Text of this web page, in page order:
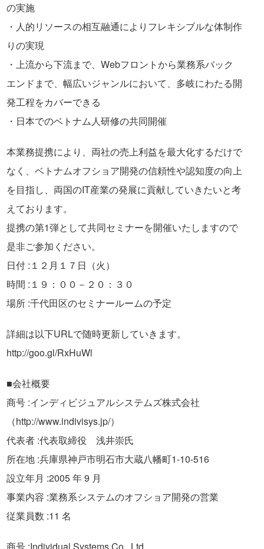
の実施
・人的リソースの相互融通によりフレキシブルな体制作
りの実現
・上流から下流まで、Webフロントから業務系バック
エンドまで、幅広いジャンルにおいて、多岐にわたる開
発工程をカバーできる
・日本でのベトナム人研修の共同開催
本業務提携により、両社の売上利益を最大化するだけで
なく、ベトナムオフショア開発の信頼性や認知度の向上
を目指し、両国のIT産業の発展に貢献していきたいと考
えております。
提携の第1弾として共同セミナーを開催いたしますので
是非ご参加ください。
日付 :１２月１７日（火）
時間 :１９：００－２０：３０
場所 :千代田区のセミナールームの予定
詳細は以下URLで随時更新していきます。
http://goo.gl/RxHuWl
■会社概要
商号 :インディビジュアルシステムズ株式会社
（http://www.indivisys.jp/）
代表者 :代表取締役 浅井崇氏
所在地 :兵庫県神戸市明石市大蔵八幡町1-10-516
設立年月 :2005 年 9 月
事業内容 :業務系システムのオフショア開発の営業
従業員数 :11 名